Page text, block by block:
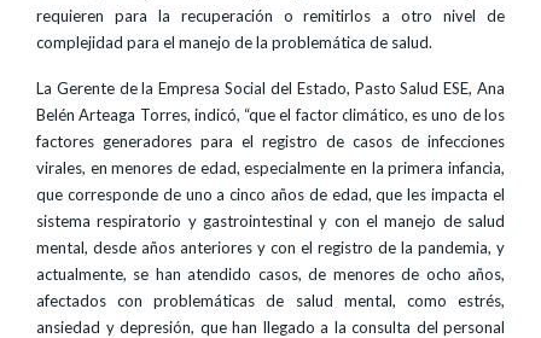
requieren para la recuperación o remitirlos a otro nivel de
complejidad para el manejo de la problemática de salud.
La Gerente de la Empresa Social del Estado, Pasto Salud ESE, Ana
Belén Arteaga Torres, indicó, “que el factor climático, es uno de los
factores generadores para el registro de casos de infecciones
virales, en menores de edad, especialmente en la primera infancia,
que corresponde de uno a cinco años de edad, que les impacta el
sistema respiratorio y gastrointestinal y con el manejo de salud
mental, desde años anteriores y con el registro de la pandemia, y
actualmente, se han atendido casos, de menores de ocho años,
afectados con problemáticas de salud mental, como estrés,
ansiedad y depresión, que han llegado a la consulta del personal